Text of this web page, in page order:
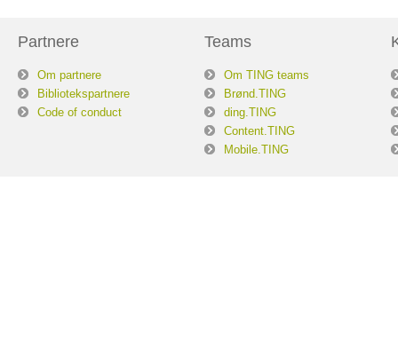
Partnere
Om partnere
Bibliotekspartnere
Code of conduct
Teams
Om TING teams
Brønd.TING
ding.TING
Content.TING
Mobile.TING